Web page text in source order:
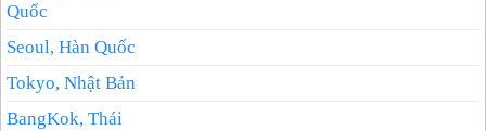
Quốc
Seoul, Hàn Quốc
Tokyo, Nhật Bản
BangKok, Thái